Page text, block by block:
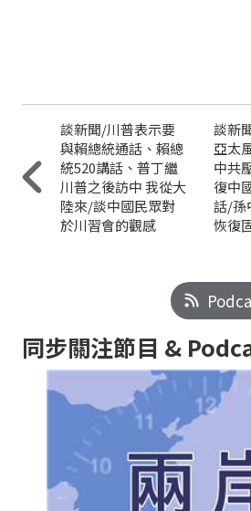
談新聞/川普表示要
與賴總統通話、賴總
統520講話、普丁繼
川普之後訪中 我從大
陸來/談中國民眾對
於川習會的觀感
談新
亞太
中共
復中
話/孫
恢復
同步關注節目 &